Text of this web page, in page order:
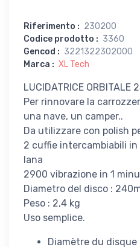
Riferimento : 230200
Codice prodotto : 3360
Gencod : 3221322302000
Marca : XL Tech
LUCIDATRICE ORBITALE
Per rinnovare la
una nave, un camper..
Da utilizzare con polish
2 cuffie intercambiabili in
lana
2900 vibrazione in 1
Diametro del disco :
Peso : 2,4 kg
Uso semplice.
Diamètre du